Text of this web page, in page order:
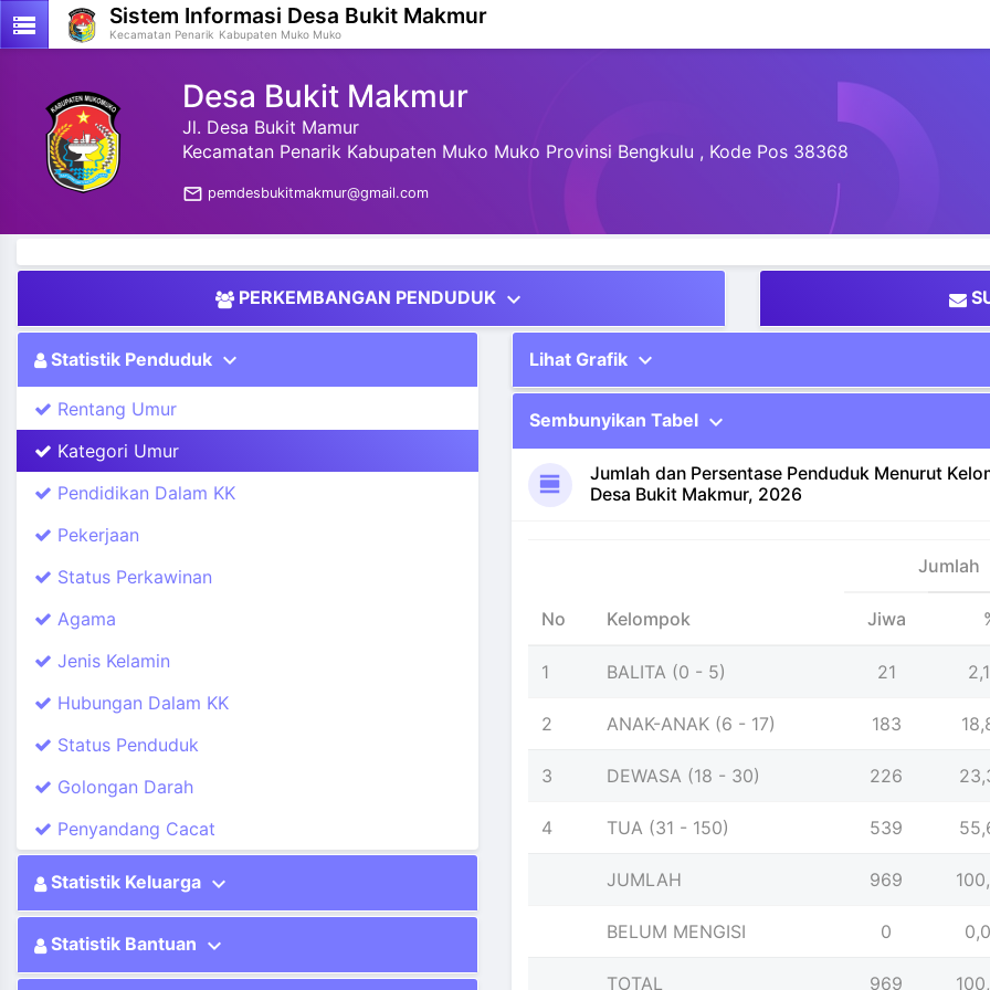
storage Sistem Informasi Desa Bukit Makmur
Kecamatan Penarik Kabupaten Muko Muko
Desa Bukit Makmur
Jl. Desa Bukit Mamur
Kecamatan Penarik Kabupaten Muko Muko Provinsi Bengkulu , Kode Pos 38368
mail_outline pemdesbukitmakmur@gmail.com
PERKEMBANGAN PENDUDUK expand_more
Statistik Penduduk expand_more
Rentang Umur
Kategori Umur
Pendidikan Dalam KK
Pekerjaan
Status Perkawinan
Agama
Jenis Kelamin
Hubungan Dalam KK
Status Penduduk
Golongan Darah
Penyandang Cacat
Statistik Keluarga expand_more
Statistik Bantuan expand_more
Lihat Grafik expand_more
Sembunyikan Tabel expand_more
view_day
Jumlah dan Persentase Penduduk Menurut
Desa Bukit Makmur, 2026
No Kelompok
Jumlah
Jiwa
1 BALITA (0 - 5) 21
2 ANAK-ANAK (6 - 17) 183
3 DEWASA (18 - 30) 226
4 TUA (31 - 150) 539
JUMLAH 969
BELUM MENGISI 0
TOTAL 969